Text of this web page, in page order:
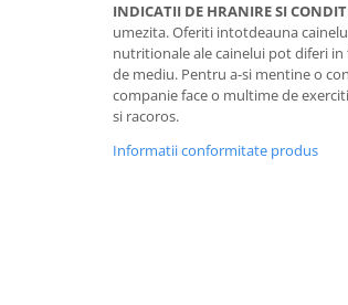
INDICATII DE HRANIRE SI
umezita. Oferiti intotdeauna
nutritionale ale cainelui pot diferi
de mediu. Pentru a-si mentine o
companie face o multime de
si racoros.
Informatii conformitate produs